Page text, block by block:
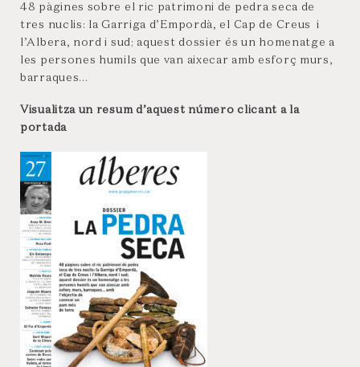
48 pàgines sobre el ric patrimoni de pedra seca de
tres nuclis: la Garriga d’Empordà, el Cap de Creus i
l’Albera, nord i sud; aquest dossier és un homenatge a
les persones humils que van aixecar amb esforç murs,
barraques…
Visualitza un resum d’aquest número clicant a la
portada